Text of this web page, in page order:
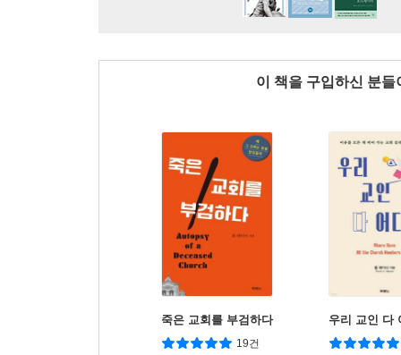
이 책을 구입하신 분
죽은 교회를 부검하다
19건
우리 교인 다